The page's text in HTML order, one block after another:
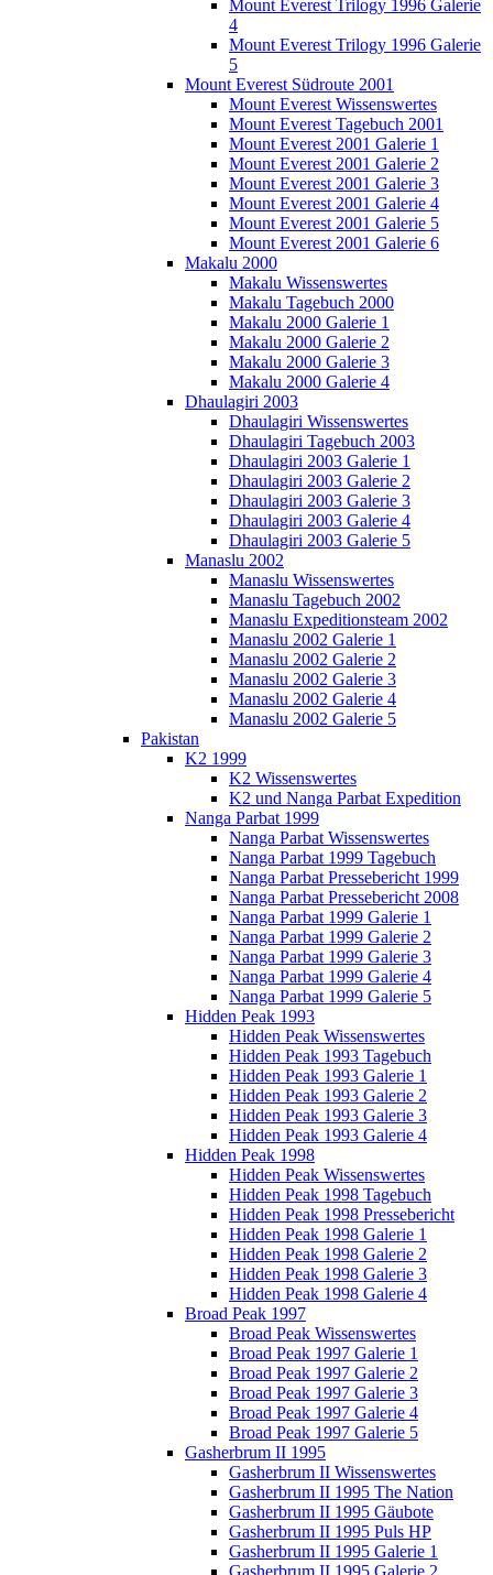
Mount Everest Trilogy 1996 Galerie
4
Mount Everest Trilogy 1996 Galerie
5
Mount Everest Südroute 2001
Mount Everest Wissenswertes
Mount Everest Tagebuch 2001
Mount Everest 2001 Galerie 1
Mount Everest 2001 Galerie 2
Mount Everest 2001 Galerie 3
Mount Everest 2001 Galerie 4
Mount Everest 2001 Galerie 5
Mount Everest 2001 Galerie 6
Makalu 2000
Makalu Wissenswertes
Makalu Tagebuch 2000
Makalu 2000 Galerie 1
Makalu 2000 Galerie 2
Makalu 2000 Galerie 3
Makalu 2000 Galerie 4
Dhaulagiri 2003
Dhaulagiri Wissenswertes
Dhaulagiri Tagebuch 2003
Dhaulagiri 2003 Galerie 1
Dhaulagiri 2003 Galerie 2
Dhaulagiri 2003 Galerie 3
Dhaulagiri 2003 Galerie 4
Dhaulagiri 2003 Galerie 5
Manaslu 2002
Manaslu Wissenswertes
Manaslu Tagebuch 2002
Manaslu Expeditionsteam 2002
Manaslu 2002 Galerie 1
Manaslu 2002 Galerie 2
Manaslu 2002 Galerie 3
Manaslu 2002 Galerie 4
Manaslu 2002 Galerie 5
Pakistan
K2 1999
K2 Wissenswertes
K2 und Nanga Parbat Expedition
Nanga Parbat 1999
Nanga Parbat Wissenswertes
Nanga Parbat 1999 Tagebuch
Nanga Parbat Pressebericht 1999
Nanga Parbat Pressebericht 2008
Nanga Parbat 1999 Galerie 1
Nanga Parbat 1999 Galerie 2
Nanga Parbat 1999 Galerie 3
Nanga Parbat 1999 Galerie 4
Nanga Parbat 1999 Galerie 5
Hidden Peak 1993
Hidden Peak Wissenswertes
Hidden Peak 1993 Tagebuch
Hidden Peak 1993 Galerie 1
Hidden Peak 1993 Galerie 2
Hidden Peak 1993 Galerie 3
Hidden Peak 1993 Galerie 4
Hidden Peak 1998
Hidden Peak Wissenswertes
Hidden Peak 1998 Tagebuch
Hidden Peak 1998 Pressebericht
Hidden Peak 1998 Galerie 1
Hidden Peak 1998 Galerie 2
Hidden Peak 1998 Galerie 3
Hidden Peak 1998 Galerie 4
Broad Peak 1997
Broad Peak Wissenswertes
Broad Peak 1997 Galerie 1
Broad Peak 1997 Galerie 2
Broad Peak 1997 Galerie 3
Broad Peak 1997 Galerie 4
Broad Peak 1997 Galerie 5
Gasherbrum II 1995
Gasherbrum II Wissenswertes
Gasherbrum II 1995 The Nation
Gasherbrum II 1995 Gäubote
Gasherbrum II 1995 Puls HP
Gasherbrum II 1995 Galerie 1